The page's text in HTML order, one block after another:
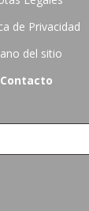
de Privacidad
del sitio
Contacto